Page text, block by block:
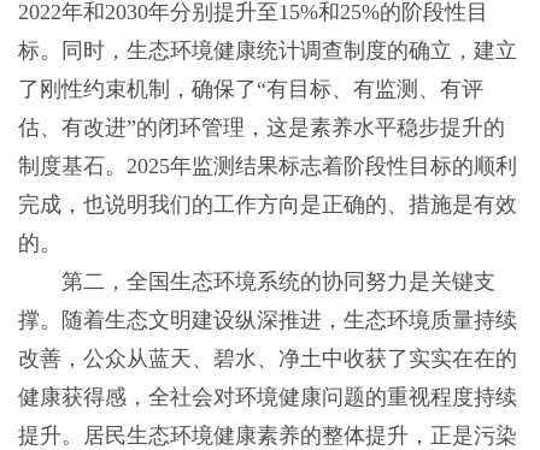
2022年和2030年分别提升至15%和25%的阶段性目
标。同时，生态环境健康统计调查制度的确立，建立
了刚性约束机制，确保了“有目标、有监测、有评
估、有改进”的闭环管理，这是素养水平稳步提升的
制度基石。2025年监测结果标志着阶段性目标的顺利
完成，也说明我们的工作方向是正确的、措施是有效
的。
第二，全国生态环境系统的协同努力是关键支
撑。随着生态文明建设纵深推进，生态环境质量持续
改善，公众从蓝天、碧水、净土中收获了实实在在的
健康获得感，全社会对环境健康问题的重视程度持续
提升。居民生态环境健康素养的整体提升，正是污染